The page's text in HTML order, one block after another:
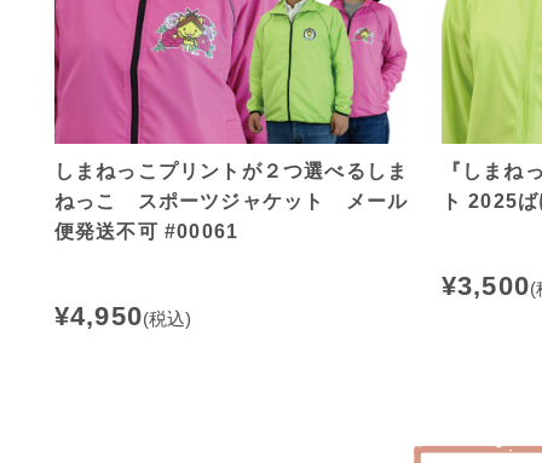
しまねっこプリントが２つ選べるしま
ねっこ スポーツジャケット メール
便発送不可 #00061
¥4,950(税込)
『しまね
ト 2025
¥3,500(